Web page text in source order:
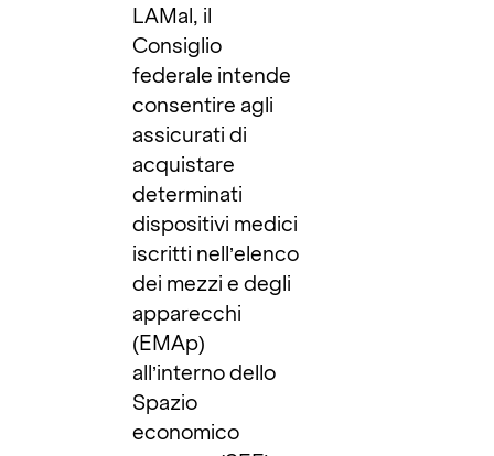
LAMal, il
Consiglio
federale intende
consentire agli
assicurati di
acquistare
determinati
dispositivi medici
iscritti nell’elenco
dei mezzi e degli
apparecchi
(EMAp)
all’interno dello
Spazio
economico